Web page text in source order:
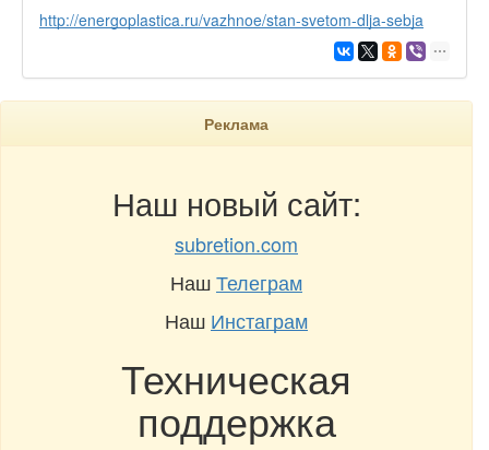
http://energoplastica.ru/vazhnoe/stan-svetom-dlja-sebja
Реклама
Наш новый сайт:
subretion.com
НашТелеграм
Наш Инстаграм
Техническая
поддержка